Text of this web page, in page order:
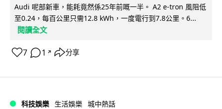
Audi 呢部新車，能耗竟然係25年前嘅一半。 A2 e-tron 風阻低
至0.24，每百公里只需12.8 kWh，一度電行到7.8公里。6...
閱讀全文
7 1 ↗ 分享
科技娛樂 生活娛樂 城中熱話